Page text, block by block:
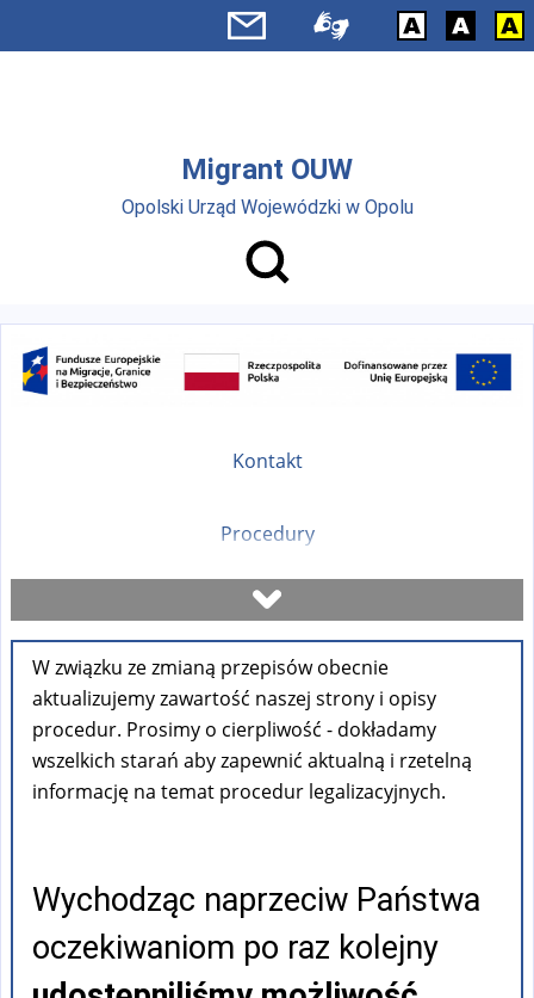
Przejdź do menu głównego
Migrant OUW
Opolski Urząd Wojewódzki w Opolu
Kontakt
Procedury
Umów się na wizytę
Sprawdź stan sprawy
Formularze
FAQ
Pouczenia
W związku ze zmianą przepisów obecnie
aktualizujemy zawartość naszej strony i opisy
procedur. Prosimy o cierpliwość - dokładamy
wszelkich starań aby zapewnić aktualną i rzetelną
informację na temat procedur legalizacyjnych.
Wychodząc naprzeciw Państwa
oczekiwaniom po raz kolejny